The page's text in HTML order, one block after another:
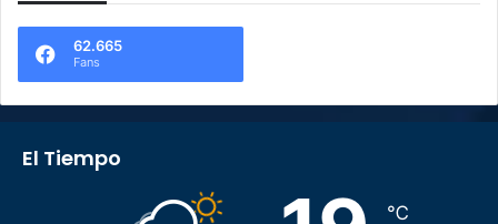
62.665
Fans
El Tiempo
℃